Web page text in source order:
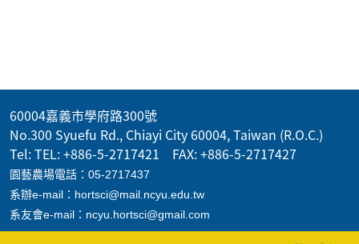
60004嘉義市學府路300號
No.300 Syuefu Rd., Chiayi City 60004, Taiwan (R.O.C.)
Tel: TEL: +886-5-2717421 FAX: +886-5-2717427
園藝農場電話：05-2717437
系辦e-mail：hortsci@mail.ncyu.edu.tw
系友會e-mail：ncyu.hortsci@gmail.com